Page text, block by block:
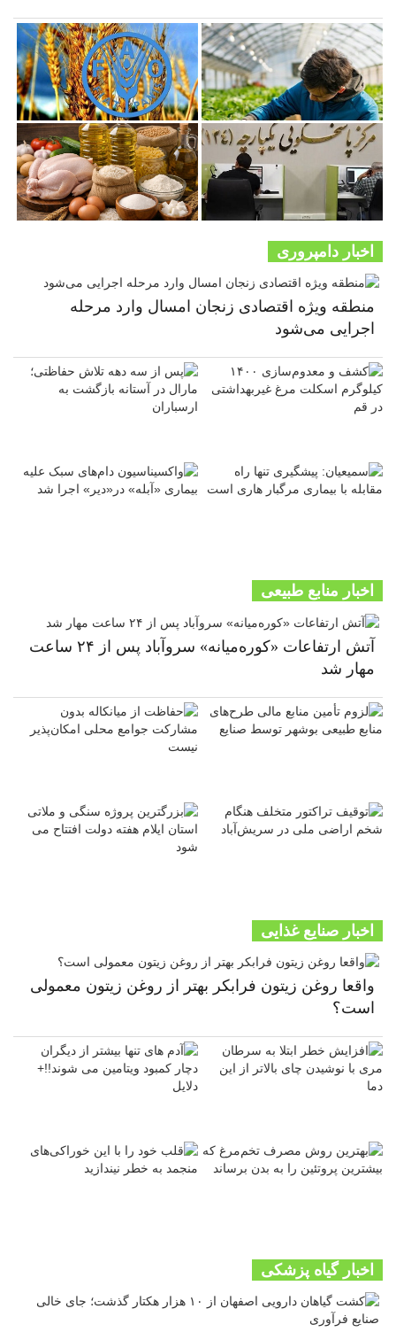
اخبار دامپروری
منطقه ویژه اقتصادی زنجان امسال وارد مرحله
اجرایی می‌شود
اخبار منابع طبیعی
آتش ارتفاعات «کوره‌میانه» سروآباد پس از ۲۴ ساعت
مهار شد
اخبار صنایع غذایی
واقعا روغن زیتون فرابکر بهتر از روغن زیتون معمولی
است؟
اخبار گیاه پزشکی